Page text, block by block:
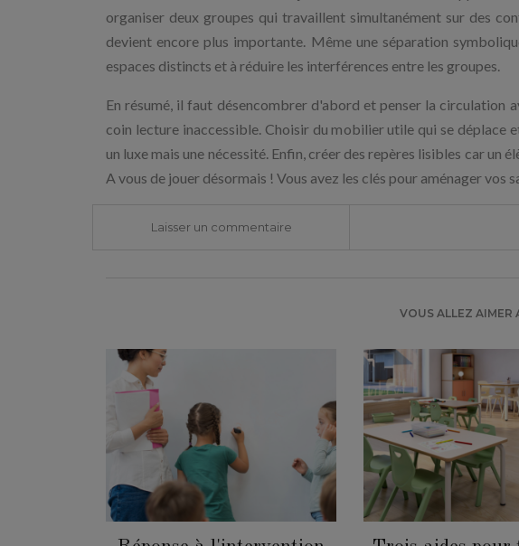
organiser deux groupes qui travaillent simultanément sur des
devient encore plus importante. Même une séparation
espaces distincts et à réduire les interférences entre les groupes.
En résumé, il faut désencombrer d'abord et penser la circulation
coin lecture inaccessible. Choisir du mobilier utile qui se déplace
un luxe mais une nécessité. Enfin, créer des repères lisibles car un
A vous de jouer désormais ! Vous avez les clés pour aménager vos
Laisser un commentaire
VOUS ALLEZ AIMER